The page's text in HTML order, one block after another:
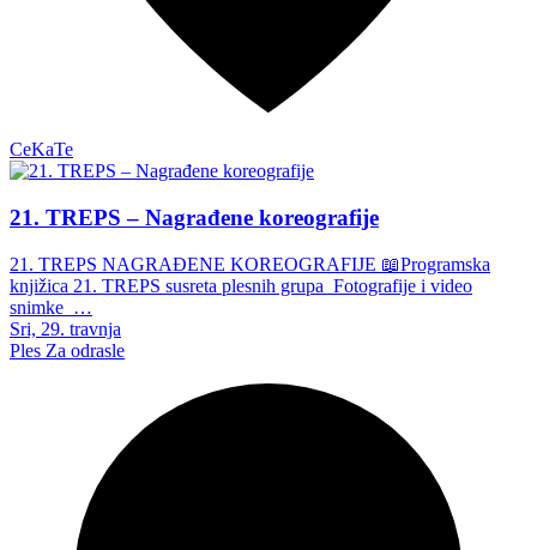
CeKaTe
21. TREPS – Nagrađene koreografije
21. TREPS NAGRAĐENE KOREOGRAFIJE 📖Programska
knjižica 21. TREPS susreta plesnih grupa Fotografije i video
snimke …
Sri, 29. travnja
Ples Za odrasle